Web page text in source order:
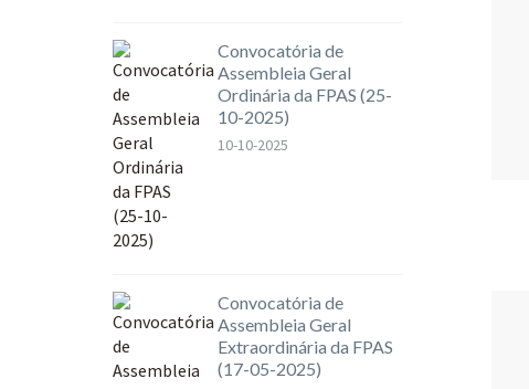
Convocatória de
Assembleia Geral
Ordinária da FPAS (25-
10-2025)
10-10-2025
Convocatória de
Assembleia Geral
Extraordinária da FPAS
(17-05-2025)